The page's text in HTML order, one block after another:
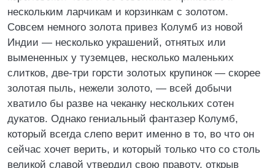
нескольким ларчикам и корзинкам с золотом.
Совсем немного золота привез Колумб из новой
Индии — несколько украшений, отнятых или
вымененных у туземцев, несколько маленьких
слитков, две-три горсти золотых крупинок — скорее
золотая пыль, нежели золото, — всей добычи
хватило бы разве на чеканку нескольких сотен
дукатов. Однако гениальный фантазер Колумб,
который всегда слепо верит именно в то, во что он
сейчас хочет верить, и который только что со столь
великой славой утвердил свою правоту, открыв